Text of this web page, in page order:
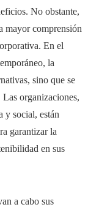
No obstante,
mayor comprensión
En el
la
sino que se
Las organizaciones,
y social, están
garantizar la
en sus
a cabo sus